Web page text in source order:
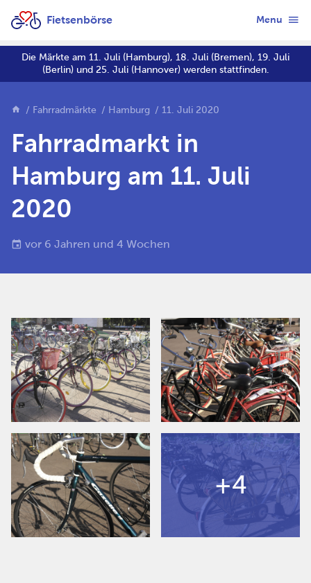
Fietsenbörse Menu
Die Märkte am 11. Juli (Hamburg), 18. Juli (Bremen), 19. Juli
(Berlin) und 25. Juli (Hannover) werden stattfinden.
Fahrradmärkte Hamburg 11. Juli 2020
Fahrradmarkt in
Hamburg am 11. Juli
2020
vor 6 Jahren und 4 Wochen
+4